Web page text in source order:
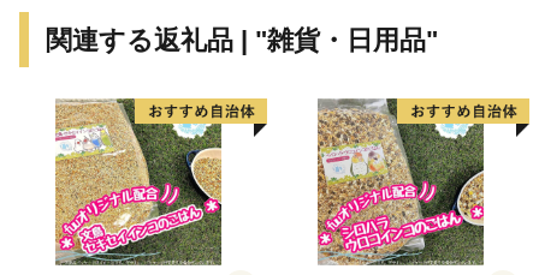
関連する返礼品 | "雑貨・日用品"